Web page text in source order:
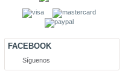
FACEBOOK
Síguenos